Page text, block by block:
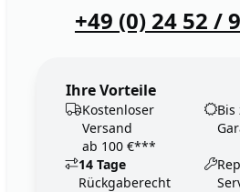
+49 (0) 24 52 /
Ihre Vorteile
Kostenloser
Versand
ab 100 €***
Bis
14 Tage
Rückgaberecht